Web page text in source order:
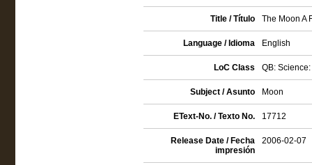
Title / Título The Moon A
Language / Idioma English
LoC Class QB:
Subject / Asunto Moon
EText-No. / Texto No. 17712
Release Date / Fecha
impresión
2006-02-07